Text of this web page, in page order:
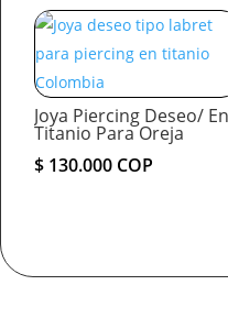
Joya Piercing Deseo/ En
Titanio Para Oreja
$ 130.000 COP